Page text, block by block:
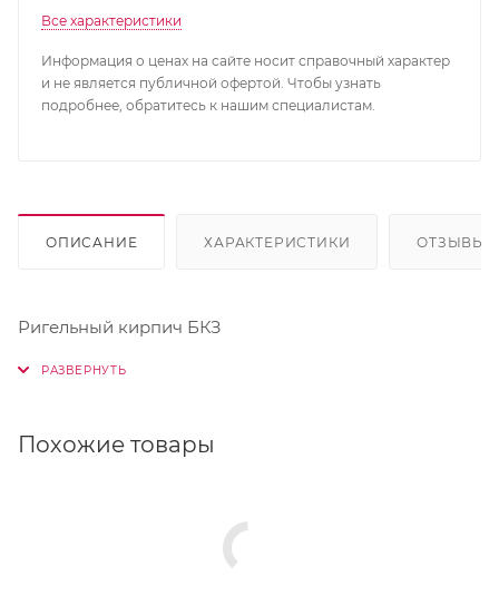
Все характеристики
Информация о ценах на сайте носит справочный характер
и не является публичной офертой. Чтобы узнать
подробнее, обратитесь к нашим специалистам.
ОПИСАНИЕ ХАРАКТЕРИСТИКИ ОТЗЫВЫ
Ригельный кирпич БКЗ
Похожие товары